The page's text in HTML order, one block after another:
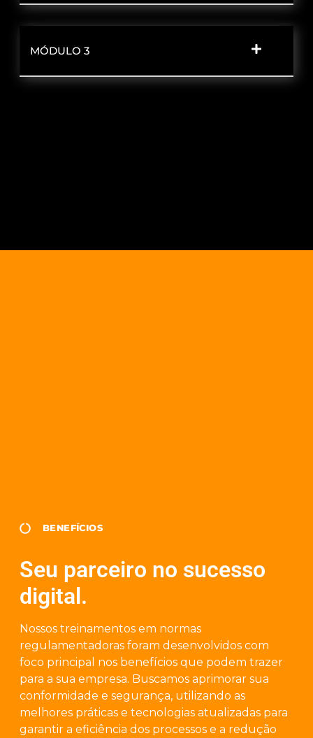
MÓDULO 3
BENEFÍCIOS
Seu parceiro no sucesso
digital.
Nossos treinamentos em normas
regulamentadoras foram desenvolvidos com
foco principal nos benefícios que podem trazer
para a sua empresa. Buscamos aprimorar sua
conformidade e segurança, utilizando as
melhores práticas e tecnologias atualizadas para
garantir a eficiência dos processos e a redução